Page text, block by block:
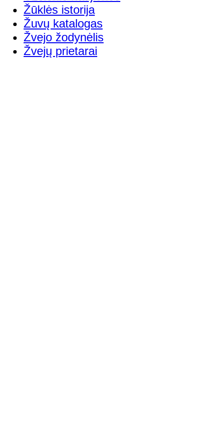
Žūklės istorija
Žuvų katalogas
Žvejo žodynėlis
Žvejų prietarai